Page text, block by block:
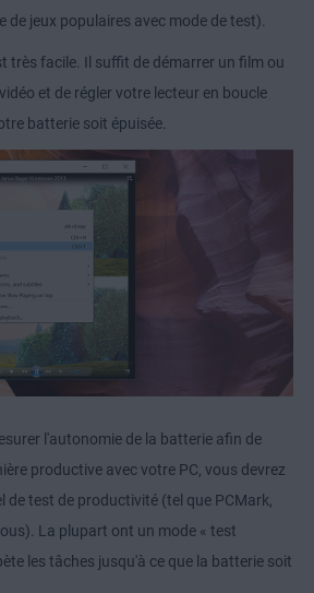
de jeux populaires avec mode de test).
très facile. Il suffit de démarrer un film ou
et de régler votre lecteur en boucle
batterie soit épuisée.
l'autonomie de la batterie afin de
productive avec votre PC, vous devrez
de test de productivité (tel que PCMark,
La plupart ont un mode « test
les tâches jusqu'à ce que la batterie soit